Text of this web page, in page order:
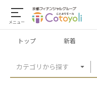
メニュー
カテゴリから探す
トップ 新着